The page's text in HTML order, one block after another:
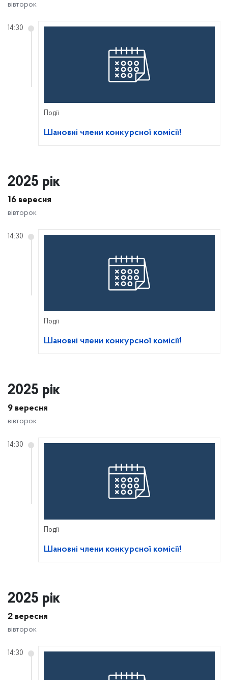
вівторок
Події
Шановні члени конкурсної комісії!
14:30
2025 рік
16 вересня
вівторок
Події
Шановні члени конкурсної комісії!
14:30
2025 рік
9 вересня
вівторок
Події
Шановні члени конкурсної комісії!
14:30
2025 рік
2 вересня
вівторок
14:30